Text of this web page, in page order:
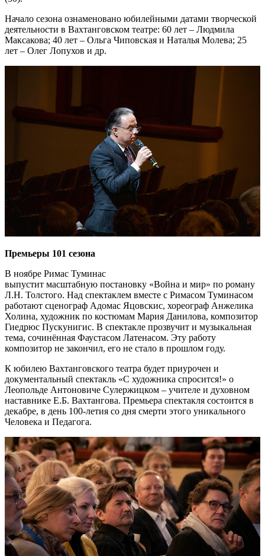
Начало сезона ознаменовано юбилейными датами творческой
деятельности в Вахтанговском театре: 60 лет – Людмила
Максакова; 40 лет – Ольга Чиповская и Наталья Молева; 25
лет – Олег Лопухов и др.
Премьеры 101 сезона
В ноябре Римас Туминас
выпустит масштабную постановку «Война и мир» по роману
Л.Н. Толстого. Над спектаклем вместе с Римасом Туминасом
работают сценограф Адомас Яцовскис, хореограф Анжелика
Холина, художник по костюмам Мария Данилова, композитор
Гиедрюс Пускунигис. В спектакле прозвучит и музыкальная
тема, сочинённая Фаустасом Латенасом. Эту работу
композитор не закончил, его не стало в прошлом году.
К юбилею Вахтанговского театра будет приурочен и
документальный спектакль «С художника спросится!» о
Леопольде Антоновиче Сулержицком – учителе и духовном
наставнике Е.Б. Вахтангова. Премьера спектакля состоится в
декабре, в день 100-летия со дня смерти этого уникального
Человека и Педагога.